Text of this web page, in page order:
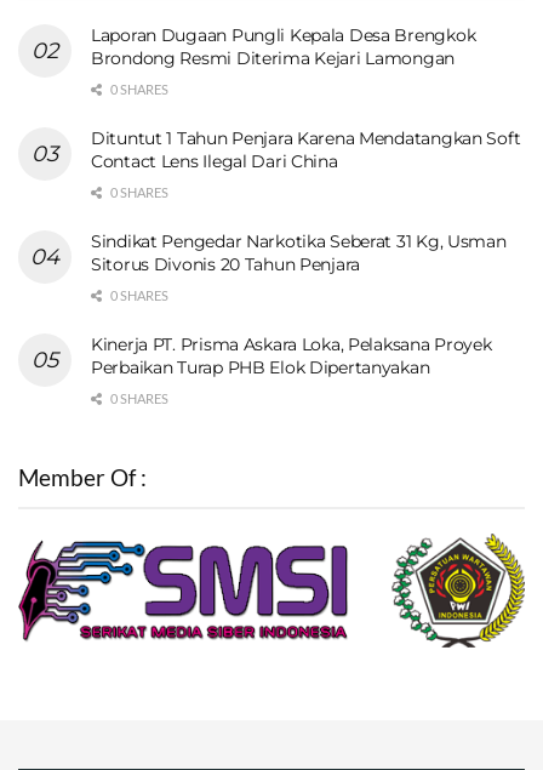
Laporan Dugaan Pungli Kepala Desa Brengkok
Brondong Resmi Diterima Kejari Lamongan
0 SHARES
Dituntut 1 Tahun Penjara Karena Mendatangkan Soft
Contact Lens Ilegal Dari China
0 SHARES
Sindikat Pengedar Narkotika Seberat 31 Kg, Usman
Sitorus Divonis 20 Tahun Penjara
0 SHARES
Kinerja PT. Prisma Askara Loka, Pelaksana Proyek
Perbaikan Turap PHB Elok Dipertanyakan
0 SHARES
Member Of :